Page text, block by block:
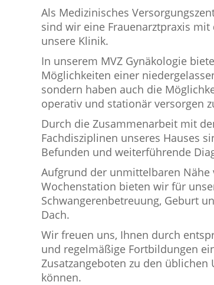
Als Medizinisches
sind wir eine Frauenarztpraxis
unsere Klinik.
In unserem MVZ Gynäkologie
Möglichkeiten einer
sondern haben auch die
operativ und stationär versorgen
Durch die Zusammenarbeit mit
Fachdisziplinen unseres Hauses
Befunden und weiterführende
Aufgrund der unmittelbaren Nähe
Wochenstation bieten wir für
Schwangerenbetreuung, Geburt
Dach.
Wir freuen uns, Ihnen durch
und regelmäßige Fortbildungen
Zusatzangeboten zu den
können.